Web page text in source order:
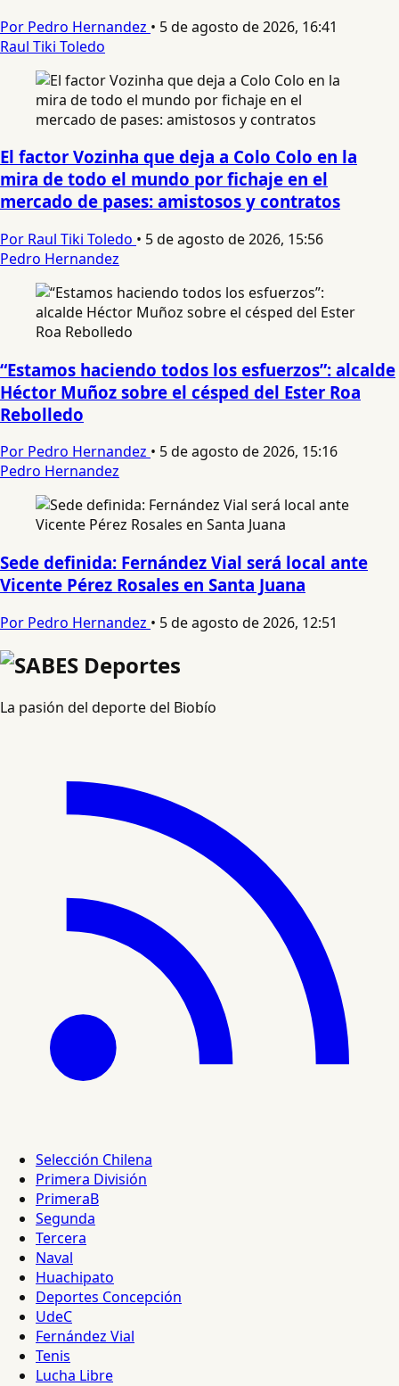
Por Pedro Hernandez • 5 de agosto de 2026, 16:41
Raul Tiki Toledo
El factor Vozinha que deja a Colo Colo en la
mira de todo el mundo por fichaje en el
mercado de pases: amistosos y contratos
Por Raul Tiki Toledo • 5 de agosto de 2026, 15:56
Pedro Hernandez
“Estamos haciendo todos los esfuerzos”: alcalde
Héctor Muñoz sobre el césped del Ester Roa
Rebolledo
Por Pedro Hernandez • 5 de agosto de 2026, 15:16
Pedro Hernandez
Sede definida: Fernández Vial será local ante
Vicente Pérez Rosales en Santa Juana
Por Pedro Hernandez • 5 de agosto de 2026, 12:51
La pasión del deporte del Biobío
Selección Chilena
Primera División
PrimeraB
Segunda
Tercera
Naval
Huachipato
Deportes Concepción
UdeC
Fernández Vial
Tenis
Lucha Libre